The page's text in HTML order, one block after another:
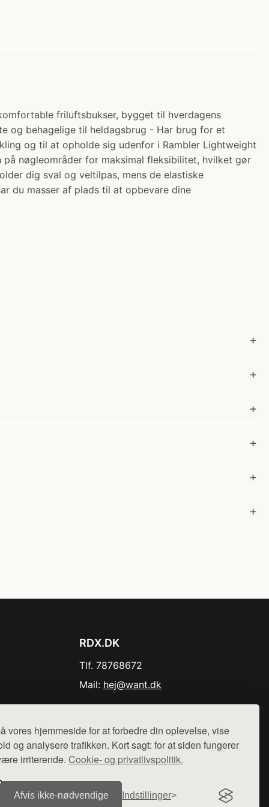
vores hjemmeside for at forbedre din oplevelse, vise
og analysere trafikken. Kort sagt: for at siden fungerer
irriterende. Cookie- og privatlivspolitik.
Afvis ikke‑nødvendige Indstillinger
friluftsbukser, bygget til hverdagens
og behagelige til heldagsbrug - Har brug for et
og til at opholde sig udenfor i Rambler Lightweight
nøgleområder for maksimal fleksibilitet, hvilket gør
dig sval og veltilpas, mens de elastiske
du masser af plads til at opbevare dine
RDX.DK
Tlf. 78768672
Mail: hej@want.dk
sælges ikke varer fra denne side - vi henviser til de shops,